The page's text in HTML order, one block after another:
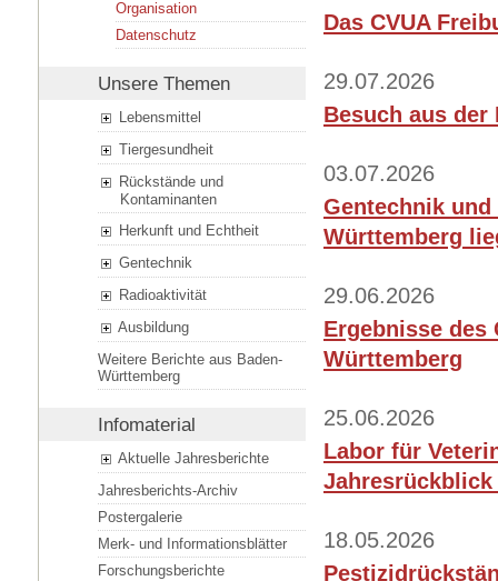
Organisation
Datenschutz
Unsere Themen
Lebensmittel
Tiergesundheit
Rückstände und
Kontaminanten
Herkunft und Echtheit
Gentechnik
Radioaktivität
Ausbildung
Weitere Berichte aus Baden-
Württemberg
Infomaterial
Aktuelle Jahresberichte
Jahresberichts-Archiv
Postergalerie
Merk- und Informationsblätter
Forschungsberichte
Das CVUA
29.07.2026
Besuch aus der
03.07.2026
Gentechnik und
Württemberg
29.06.2026
Ergebnisse des
Württemberg
25.06.2026
Labor für
Jahresrückblick
18.05.2026